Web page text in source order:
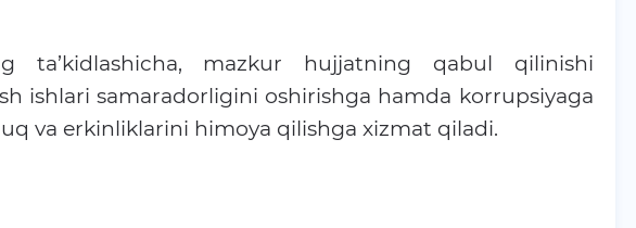
ta’kidlashicha, mazkur hujjatning qabul qilinishi
ishlari samaradorligini oshirishga hamda korrupsiyaga
va erkinliklarini himoya qilishga xizmat qiladi.